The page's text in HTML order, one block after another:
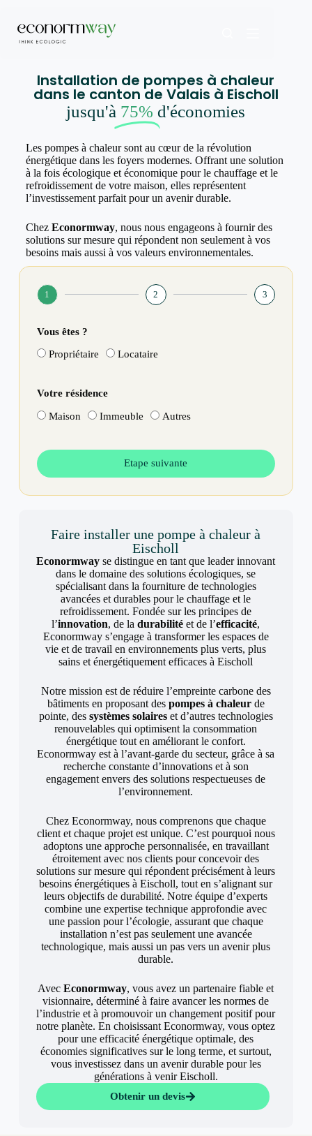
Installation de pompes à chaleur
dans le canton de Valais à Eischoll
jusqu'à 75% d'économies
Les pompes à chaleur sont au cœur de la révolution
énergétique dans les foyers modernes. Offrant une solution
à la fois écologique et économique pour le chauffage et le
refroidissement de votre maison, elles représentent
l’investissement parfait pour un avenir durable.
Chez Econormway, nous nous engageons à fournir des
solutions sur mesure qui répondent non seulement à vos
besoins mais aussi à vos valeurs environnementales.
1 2 3
Vous êtes ?
Propriétaire Locataire
Votre résidence
Maison Immeuble Autres
Etape suivante
Faire installer une pompe à chaleur à
Eischoll
Econormway se distingue en tant que leader innovant
dans le domaine des solutions écologiques, se
spécialisant dans la fourniture de technologies
avancées et durables pour le chauffage et le
refroidissement. Fondée sur les principes de
l’innovation, de ladurabilité et de l’efficacité,
Econormway s’engage à transformer les espaces de
vie et de travail en environnements plus verts, plus
sains et énergétiquement efficaces à Eischoll
Notre mission est de réduire l’empreinte carbone des
bâtiments en proposant des pompes à chaleurde
pointe, des systèmes solaireset d’autres technologies
renouvelables qui optimisent la consommation
énergétique tout en améliorant le confort.
Econormway est à l’avant-garde du secteur, grâce à sa
recherche constante d’innovations et à son
engagement envers des solutions respectueuses de
l’environnement.
Chez Econormway, nous comprenons que chaque
client et chaque projet est unique. C’est pourquoi nous
adoptons une approche personnalisée, en travaillant
étroitement avec nos clients pour concevoir des
solutions sur mesure qui répondent précisément à leurs
besoins énergétiques à Eischoll, tout en s’alignant sur
leurs objectifs de durabilité. Notre équipe d’experts
combine une expertise technique approfondie avec
une passion pour l’écologie, assurant que chaque
installation n’est pas seulement une avancée
technologique, mais aussi un pas vers un avenir plus
durable.
AvecEconormway, vous avez un partenaire fiable et
visionnaire, déterminé à faire avancer les normes de
l’industrie et à promouvoir un changement positif pour
notre planète. En choisissant Econormway, vous optez
pour une efficacité énergétique optimale, des
économies significatives sur le long terme, et surtout,
vous investissez dans un avenir durable pour les
générations à venir Eischoll.
Obtenir un devis